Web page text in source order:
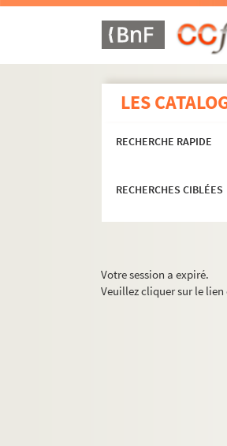
LES
RECHERCHE RAPIDE
RECHERCHES CIBLÉES
Votre session a expiré.
Veuillez cliquer sur le